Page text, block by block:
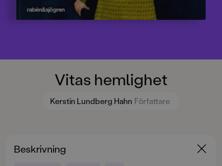
Vitas hemlighet
Kerstin Lundberg Hahn Författare
Beskrivning